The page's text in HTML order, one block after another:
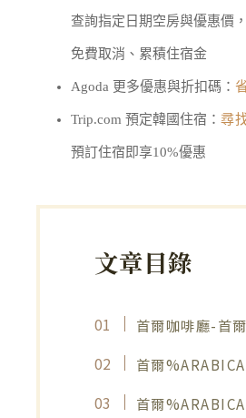
查詢指定日期空房與優惠價
免費取消、累積住宿金
Agoda 更多優惠與折扣碼：
Trip.com 預定韓國住宿： 尋
預訂住宿即享10%優惠
文章目錄
首爾咖啡廳-首
首爾
首爾